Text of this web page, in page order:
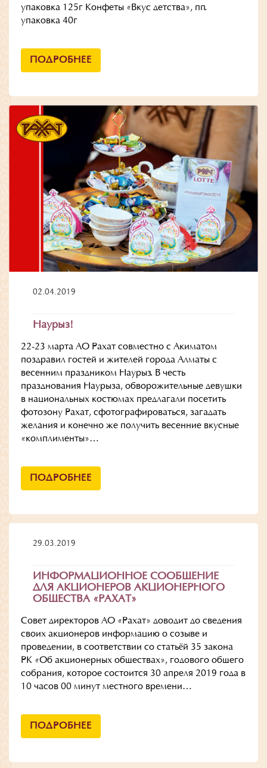
упаковка 125г Конфеты «Вкус детства», пп.
упаковка 40г
ПОДРОБНЕЕ
02.04.2019
Наурыз!
22-23 марта АО Рахат совместно с Акиматом
поздравил гостей и жителей города Алматы с
весенним праздником Наурыз. В честь
празднования Наурыза, обворожительные девушки
в национальных костюмах предлагали посетить
фотозону Рахат, сфотографироваться, загадать
желания и конечно же получить весенние вкусные
«комплименты»…
ПОДРОБНЕЕ
29.03.2019
ИНФОРМАЦИОННОЕ СООБЩЕНИЕ
ДЛЯ АКЦИОНЕРОВ АКЦИОНЕРНОГО
ОБЩЕСТВА «РАХАТ»
Совет директоров АО «Рахат» доводит до сведения
своих акционеров информацию о созыве и
проведении, в соответствии со статьёй 35 закона
РК «Об акционерных обществах», годового общего
собрания, которое состоится 30 апреля 2019 года в
10 часов 00 минут местного времени…
ПОДРОБНЕЕ